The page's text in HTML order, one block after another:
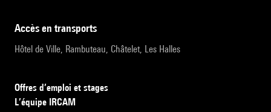
accès en transports
Hôtel de Ville, Rambuteau, Châtelet, Les Halles
Offres d’emploi et stages
L’équipe IRCAM